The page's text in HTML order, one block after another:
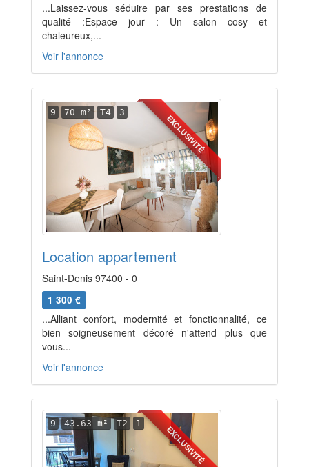
...Laissez-vous séduire par ses prestations de
qualité :Espace jour : Un salon cosy et
chaleureux,...
Voir l'annonce
EXCLUSIVITÉ
9 70 m² T4 3
Location appartement
Saint-Denis 97400 - 0
1 300 €
...Alliant confort, modernité et fonctionnalité, ce
bien soigneusement décoré n'attend plus que
vous...
Voir l'annonce
EXCLUSIVITÉ
9 43.63 m² T2 1